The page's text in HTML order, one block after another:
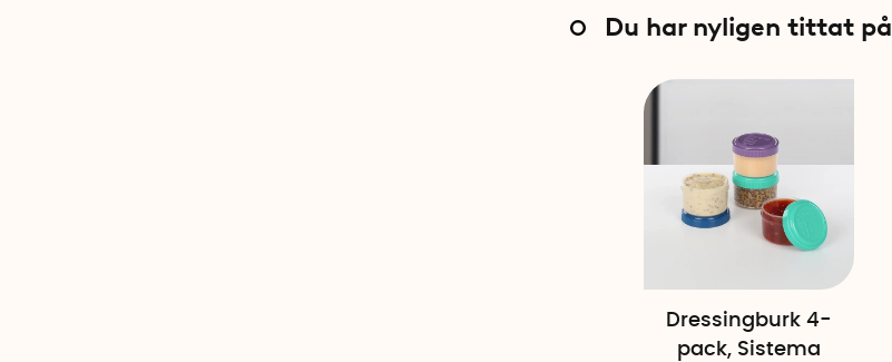
Du har nyligen tittat på
Dressingburk 4-
pack, Sistema